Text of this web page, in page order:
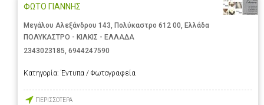
ΦΩΤΟ ΓΙΑΝΝΗΣ
Μεγάλου Αλεξάνδρου 143, Πολύκαστρο 612 00, Ελλάδα
ΠΟΛΥΚΑΣΤΡΟ - ΚΙΛΚΙΣ - ΕΛΛΑΔΑ
2343023185, 6944247590
Κατηγορία: Έντυπα / Φωτογραφεία
ΠΕΡΙΣΣΟΤΕΡΑ